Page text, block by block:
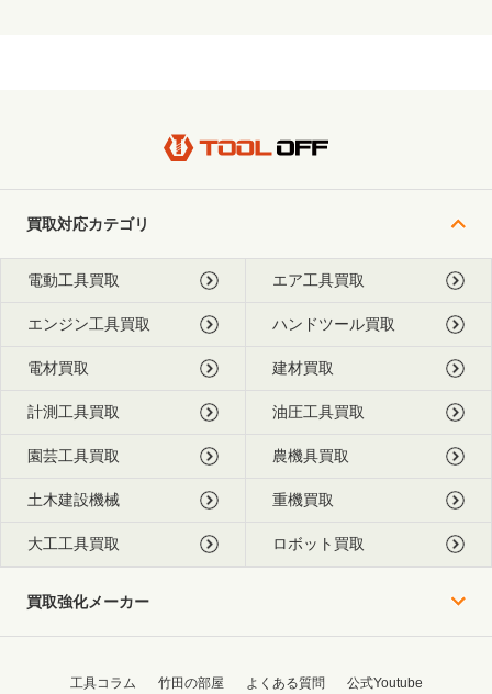
買取対応カテゴリ
電動工具買取 エア工具買取
エンジン工具買取 ハンドツール買取
電材買取 建材買取
計測工具買取 油圧工具買取
園芸工具買取 農機具買取
土木建設機械 重機買取
大工工具買取 ロボット買取
買取強化メーカー
工具コラム 竹田の部屋 よくある質問 公式Youtube